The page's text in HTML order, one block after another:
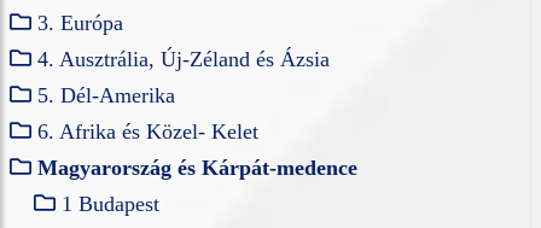
3. Európa
4. Ausztrália, Új-Zéland és Ázsia
5. Dél-Amerika
6. Afrika és Közel- Kelet
Magyarország és Kárpát-medence
1 Budapest